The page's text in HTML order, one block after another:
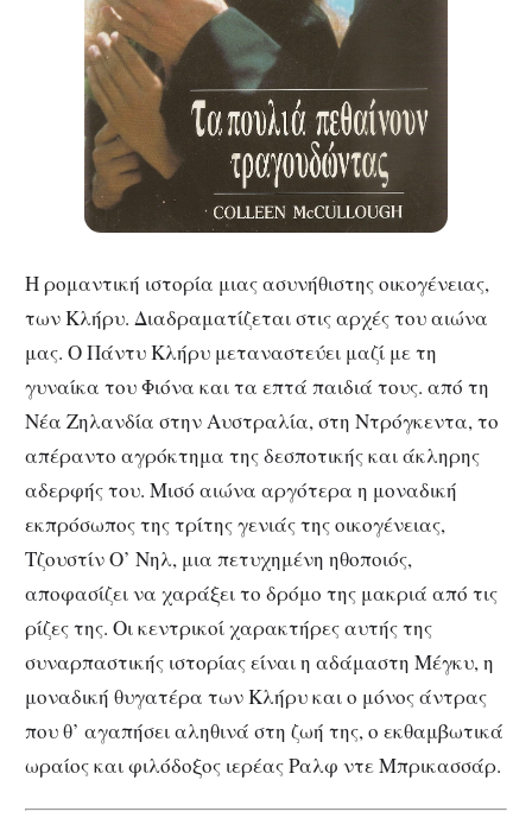
H ρομαντική ιστορία μιας ασυνήθιστης οικογένειας,
των Κλήρυ. Διαδραματίζεται στις αρχές του αιώνα
μας. Ο Πάντυ Κλήρυ μεταναστεύει μαζί με τη
γυναίκα του Φιόνα και τα επτά παιδιά τους. από τη
Νέα Ζηλανδία στην Αυστραλία, στη Ντρόγκεντα, το
απέραντο αγρόκτημα της δεσποτικής και άκληρης
αδερφής του. Μισό αιώνα αργότερα η μοναδική
εκπρόσωπος της τρίτης γενιάς της οικογένειας,
Τζουστίν Ο’ Νηλ, μια πετυχημένη ηθοποιός,
αποφασίζει να χαράξει το δρόμο της μακριά από τις
ρίζες της. Οι κεντρικοί χαρακτήρες αυτής της
συναρπαστικής ιστορίας είναι η αδάμαστη Μέγκυ, η
μοναδική θυγατέρα των Κλήρυ και ο μόνος άντρας
που θ’ αγαπήσει αληθινά στη ζωή της, ο εκθαμβωτικά
ωραίος και φιλόδοξος ιερέας Ραλφ ντε Μπρικασσάρ.